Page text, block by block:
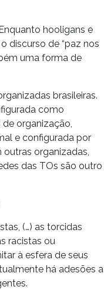
hooligans e
discurso de “paz nos
uma forma de
brasileiras.
como
de organização,
e configurada por
organizadas,
das TOs são outro
(…) as torcidas
racistas ou
à esfera de seus
há adesões a